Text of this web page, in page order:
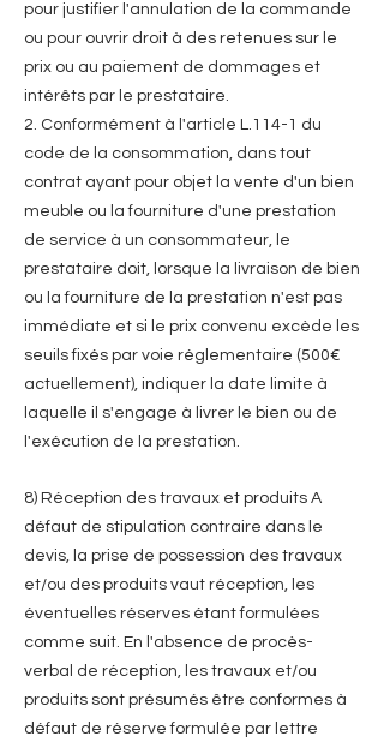
pour justifier l'annulation de la commande
ou pour ouvrir droit à des retenues sur le
prix ou au paiement de dommages et
intérêts par le prestataire.
2. Conformément à l'article L.114-1 du
code de la consommation, dans tout
contrat ayant pour objet la vente d'un bien
meuble ou la fourniture d'une prestation
de service à un consommateur, le
prestataire doit, lorsque la livraison de bien
ou la fourniture de la prestation n'est pas
immédiate et si le prix convenu excède les
seuils fixés par voie réglementaire (500€
actuellement), indiquer la date limite à
laquelle il s'engage à livrer le bien ou de
l'exécution de la prestation.
8) Réception des travaux et produits A
défaut de stipulation contraire dans le
devis, la prise de possession des travaux
et/ou des produits vaut réception, les
éventuelles réserves étant formulées
comme suit. En l'absence de procès-
verbal de réception, les travaux et/ou
produits sont présumés être conformes à
défaut de réserve formulée par lettre